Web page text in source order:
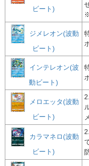
ビート)
ジメレオン(波動
ビート)
インテレオン(波
動ビート)
メロエッタ(波動
ビート)
カラマネロ(波動
ビート)